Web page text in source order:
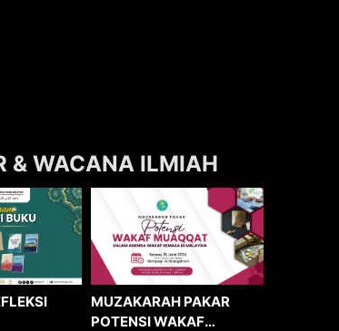
& WACANA ILMIAH
MUZAKARAH PAKAR
POTENSI WAKAF